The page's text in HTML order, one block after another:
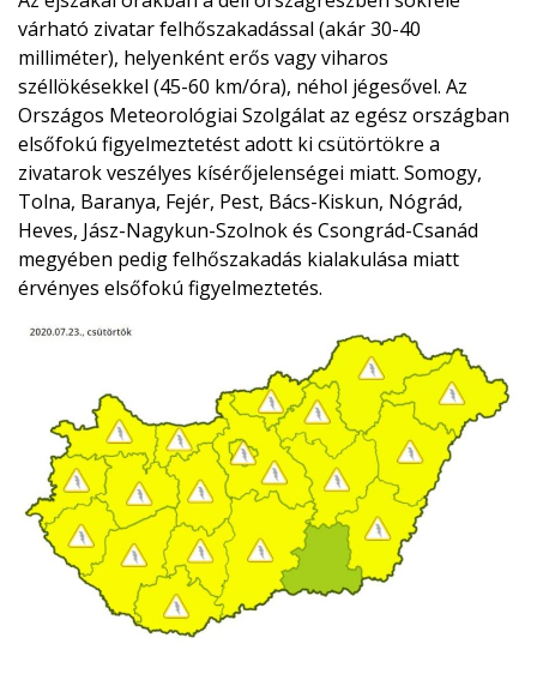
várható zivatar felhőszakadással (akár 30-40
milliméter), helyenként erős vagy viharos
széllökésekkel (45-60 km/óra), néhol jégesővel. Az
Országos Meteorológiai Szolgálat az egész országban
elsőfokú figyelmeztetést adott ki csütörtökre a
zivatarok veszélyes kísérőjelenségei miatt. Somogy,
Tolna, Baranya, Fejér, Pest, Bács-Kiskun, Nógrád,
Heves, Jász-Nagykun-Szolnok és Csongrád-Csanád
megyében pedig felhőszakadás kialakulása miatt
érvényes elsőfokú figyelmeztetés.